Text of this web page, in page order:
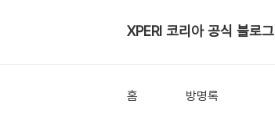
XPERI 코리아 공식 블로그
홈 방명록